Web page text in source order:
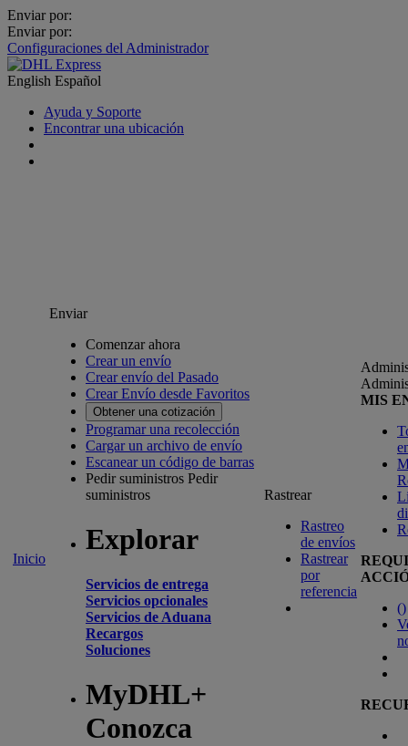
Enviar por:
Enviar por:
Configuraciones del Administrador
English Español
Ayuda y Soporte
Encontrar una ubicación
Inicio
Enviar
Comenzar ahora
Crear un envío
Crear envío del Pasado
Crear Envío desde Favoritos
Obtener una cotización
Programar una recolección
Cargar un archivo de envío
Escanear un código de barras
Pedir suministros Pedir
suministros
Explorar
Servicios de entrega
Servicios opcionales
Servicios de Aduana
Recargos
Soluciones
MyDHL+
Conozca
Rastrear
Rastreo
de envíos
Rastrear
por
referencia
MIS
()